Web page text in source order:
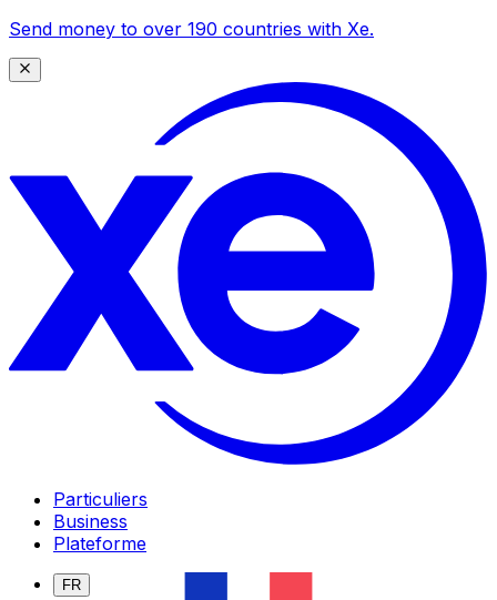
Send money to over 190 countries with Xe.
Particuliers
Business
Plateforme
FR